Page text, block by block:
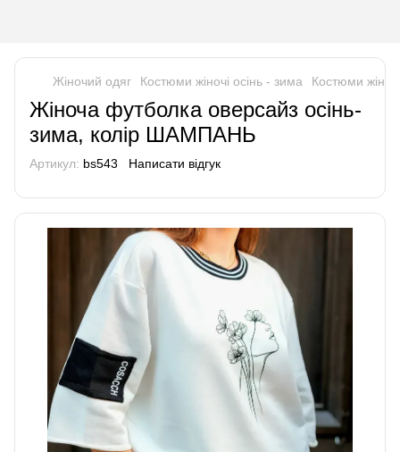
Жіночий одяг Костюми жіночі осінь - зима Костюми
Жіноча футболка оверсайз осінь-
зима, колір ШАМПАНЬ
Артикул: bs543 Написати відгук